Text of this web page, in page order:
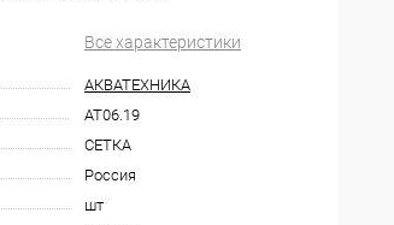
Все характеристики
АКВАТЕХНИКА
AT06.19
СЕТКА
Россия
шт